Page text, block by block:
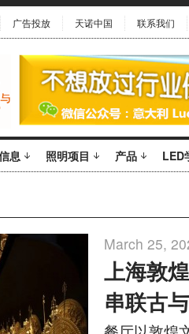
广告投放 天诺中国 联系我们
息 照明项目 产品 LED
March 25,
上海敦
串联古